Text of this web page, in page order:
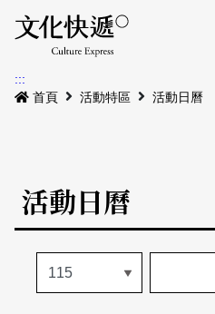
最新公告
本期專題
歷史專題
活動特區
活動列表
關於我們
:::
首頁
活動特區 活動日曆
活動日曆